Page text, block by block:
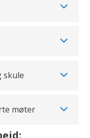
skule
møter